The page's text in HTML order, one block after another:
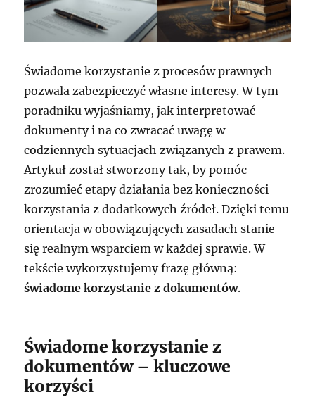
Świadome korzystanie z procesów prawnych
pozwala zabezpieczyć własne interesy. W tym
poradniku wyjaśniamy, jak interpretować
dokumenty i na co zwracać uwagę w
codziennych sytuacjach związanych z prawem.
Artykuł został stworzony tak, by pomóc
zrozumieć etapy działania bez konieczności
korzystania z dodatkowych źródeł. Dzięki temu
orientacja w obowiązujących zasadach stanie
się realnym wsparciem w każdej sprawie. W
tekście wykorzystujemy frazę główną:
świadome korzystanie z dokumentów.
Świadome korzystanie z
dokumentów – kluczowe
korzyści